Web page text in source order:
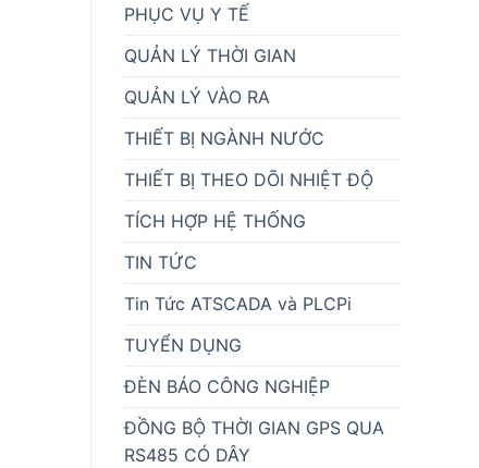
PHỤC VỤ Y TẾ
QUẢN LÝ THỜI GIAN
QUẢN LÝ VÀO RA
THIẾT BỊ NGÀNH NƯỚC
THIẾT BỊ THEO DÕI NHIỆT ĐỘ
TÍCH HỢP HỆ THỐNG
TIN TỨC
Tin Tức ATSCADA và PLCPi
TUYỂN DỤNG
ĐÈN BÁO CÔNG NGHIỆP
ĐỒNG BỘ THỜI GIAN GPS QUA
RS485 CÓ DÂY